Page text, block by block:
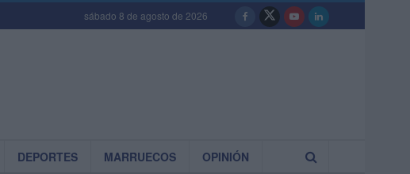
sábado 8 de agosto de 2026
DEPORTES MARRUECOS OPINIÓN